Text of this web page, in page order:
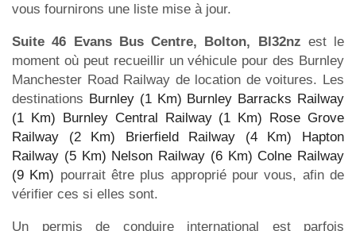
vous fournirons une liste mise à jour.
Suite 46 Evans Bus Centre, Bolton, Bl32nz est le
moment où peut recueillir un véhicule pour des Burnley
Manchester Road Railway de location de voitures. Les
destinations Burnley (1 Km) Burnley Barracks Railway
(1 Km) Burnley Central Railway (1 Km) Rose Grove
Railway (2 Km)
Brierfield Railway (4 Km)
Hapton
Railway (5 Km) Nelson Railway (6 Km) Colne Railway
(9 Km) pourrait être plus approprié pour vous, afin de
vérifier ces si elles sont.
Un permis de conduire international est parfois